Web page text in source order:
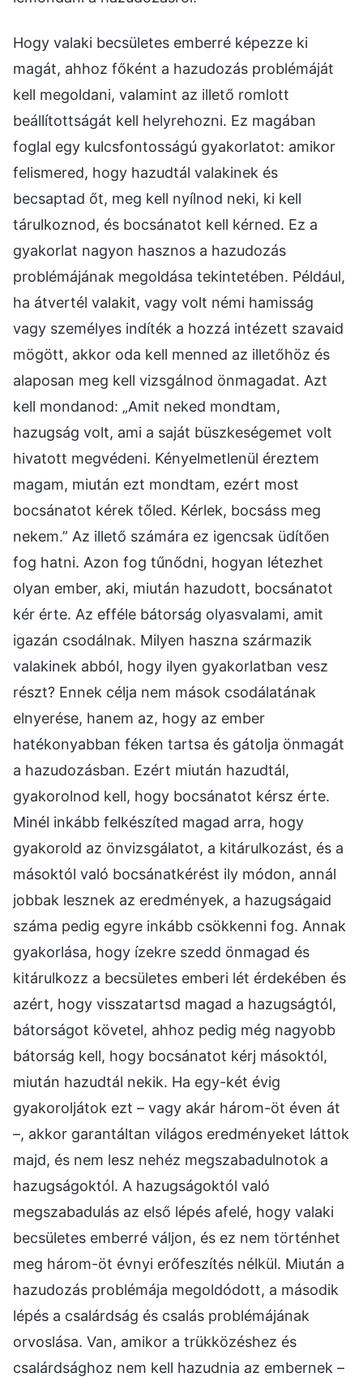
Hogy valaki becsületes emberré képezze ki
magát, ahhoz főként a hazudozás problémáját
kell megoldani, valamint az illető romlott
beállítottságát kell helyrehozni. Ez magában
foglal egy kulcsfontosságú gyakorlatot: amikor
felismered, hogy hazudtál valakinek és
becsaptad őt, meg kell nyílnod neki, ki kell
tárulkoznod, és bocsánatot kell kérned. Ez a
gyakorlat nagyon hasznos a hazudozás
problémájának megoldása tekintetében. Például,
ha átvertél valakit, vagy volt némi hamisság
vagy személyes indíték a hozzá intézett szavaid
mögött, akkor oda kell menned az illetőhöz és
alaposan meg kell vizsgálnod önmagadat. Azt
kell mondanod: „Amit neked mondtam,
hazugság volt, ami a saját büszkeségemet volt
hivatott megvédeni. Kényelmetlenül éreztem
magam, miután ezt mondtam, ezért most
bocsánatot kérek tőled. Kérlek, bocsáss meg
nekem.” Az illető számára ez igencsak üdítően
fog hatni. Azon fog tűnődni, hogyan létezhet
olyan ember, aki, miután hazudott, bocsánatot
kér érte. Az efféle bátorság olyasvalami, amit
igazán csodálnak. Milyen haszna származik
valakinek abból, hogy ilyen gyakorlatban vesz
részt? Ennek célja nem mások csodálatának
elnyerése, hanem az, hogy az ember
hatékonyabban féken tartsa és gátolja önmagát
a hazudozásban. Ezért miután hazudtál,
gyakorolnod kell, hogy bocsánatot kérsz érte.
Minél inkább felkészíted magad arra, hogy
gyakorold az önvizsgálatot, a kitárulkozást, és a
másoktól való bocsánatkérést ily módon, annál
jobbak lesznek az eredmények, a hazugságaid
száma pedig egyre inkább csökkenni fog. Annak
gyakorlása, hogy ízekre szedd önmagad és
kitárulkozz a becsületes emberi lét érdekében és
azért, hogy visszatartsd magad a hazugságtól,
bátorságot követel, ahhoz pedig még nagyobb
bátorság kell, hogy bocsánatot kérj másoktól,
miután hazudtál nekik. Ha egy-két évig
gyakoroljátok ezt – vagy akár három-öt éven át
–, akkor garantáltan világos eredményeket láttok
majd, és nem lesz nehéz megszabadulnotok a
hazugságoktól. A hazugságoktól való
megszabadulás az első lépés afelé, hogy valaki
becsületes emberré váljon, és ez nem történhet
meg három-öt évnyi erőfeszítés nélkül. Miután a
hazudozás problémája megoldódott, a második
lépés a csalárdság és csalás problémájának
orvoslása. Van, amikor a trükközéshez és
csalárdsághoz nem kell hazudnia az embernek –